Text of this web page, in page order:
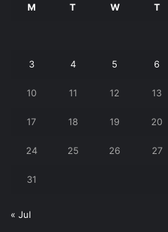
M T W T
3 4 5 6
10 11 12 13
17 18 19 20
24 25 26 27
31
« Jul